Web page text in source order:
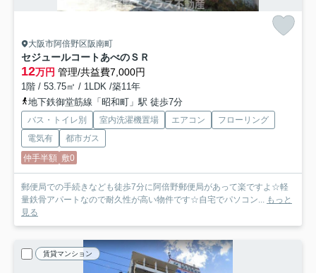
大阪市阿倍野区阪南町
セジュールコートあべのＳＲ
12万円 管理/共益費7,000円
1階 / 53.75㎡ / 1LDK /築11年
地下鉄御堂筋線「昭和町」駅 徒歩7分
バス・トイレ別 室内洗濯機置場 エアコン
フローリング
電気有
都市ガス
仲手半額 敷0
郵便局での手続きなども徒歩7分に阿倍野郵便局があって楽ですよ☆軽
量鉄骨アパートなので耐久性が高い物件です☆自宅でパソコン... もっと
見る
賃貸マンション